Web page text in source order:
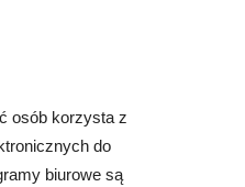
osób korzysta z
do
biurowe są